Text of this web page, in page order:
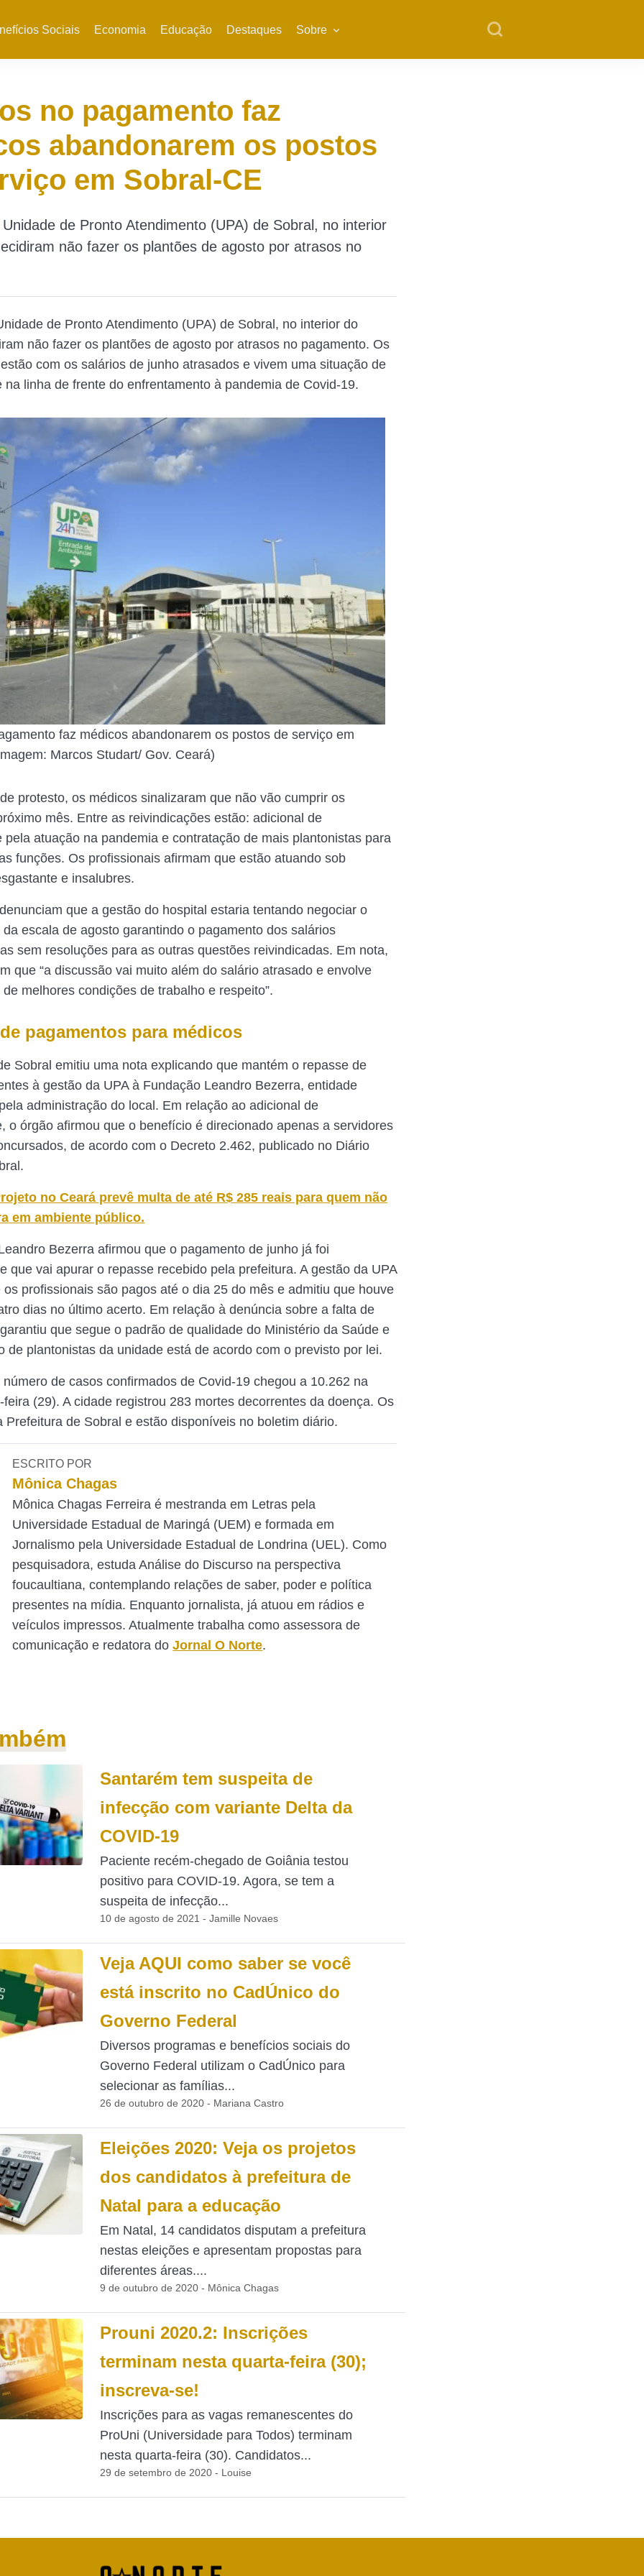
Sociais Economia Educação Destaques Sobre
no pagamento faz
abandonarem os postos
em Sobral-CE
de Pronto Atendimento (UPA) de Sobral, no interior
não fazer os plantões de agosto por atrasos no
de Pronto Atendimento (UPA) de Sobral, no interior do
não fazer os plantões de agosto por atrasos no pagamento. Os
com os salários de junho atrasados e vivem uma situação de
na linha de frente do enfrentamento à pandemia de Covid-19.
faz médicos abandonarem os postos de serviço em
Marcos Studart/ Gov. Ceará)
protesto, os médicos sinalizaram que não vão cumprir os
mês. Entre as reivindicações estão: adicional de
pela atuação na pandemia e contratação de mais plantonistas para
funções. Os profissionais afirmam que estão atuando sob
e insalubres.
que a gestão do hospital estaria tentando negociar o
escala de agosto garantindo o pagamento dos salários
sem resoluções para as outras questões reivindicadas. Em nota,
que “a discussão vai muito além do salário atrasado e envolve
melhores condições de trabalho e respeito”.
pagamentos para médicos
Sobral emitiu uma nota explicando que mantém o repasse de
à gestão da UPA à Fundação Leandro Bezerra, entidade
administração do local. Em relação ao adicional de
o órgão afirmou que o benefício é direcionado apenas a servidores
de acordo com o Decreto 2.462, publicado no Diário
no Ceará prevê multa de até R$ 285 reais para quem não
em ambiente público.
Bezerra afirmou que o pagamento de junho já foi
que vai apurar o repasse recebido pela prefeitura. A gestão da UPA
os profissionais são pagos até o dia 25 do mês e admitiu que houve
dias no último acerto. Em relação à denúncia sobre a falta de
que segue o padrão de qualidade do Ministério da Saúde e
de plantonistas da unidade está de acordo com o previsto por lei.
de casos confirmados de Covid-19 chegou a 10.262 na
(29). A cidade registrou 283 mortes decorrentes da doença. Os
Prefeitura de Sobral e estão disponíveis no boletim diário.
ESCRITO POR
Mônica Chagas
Mônica Chagas Ferreira é mestranda em Letras pela
Universidade Estadual de Maringá (UEM) e formada em
Jornalismo pela Universidade Estadual de Londrina (UEL). Como
pesquisadora, estuda Análise do Discurso na perspectiva
foucaultiana, contemplando relações de saber, poder e política
presentes na mídia. Enquanto jornalista, já atuou em rádios e
veículos impressos. Atualmente trabalha como assessora de
comunicação e redatora doJornal O Norte.
Santarém tem suspeita de
infecção com variante Delta da
COVID-19
Paciente recém-chegado de Goiânia testou
positivo para COVID-19. Agora, se tem a
suspeita de infecção...
10 de agosto de 2021 - Jamille Novaes
Veja AQUI como saber se você
está inscrito no CadÚnico do
Governo Federal
Diversos programas e benefícios sociais do
Governo Federal utilizam o CadÚnico para
selecionar as famílias...
26 de outubro de 2020 - Mariana Castro
Eleições 2020: Veja os projetos
dos candidatos à prefeitura de
Natal para a educação
Em Natal, 14 candidatos disputam a prefeitura
nestas eleições e apresentam propostas para
diferentes áreas....
9 de outubro de 2020 - Mônica Chagas
Prouni 2020.2: Inscrições
terminam nesta quarta-feira (30);
inscreva-se!
Inscrições para as vagas remanescentes do
ProUni (Universidade para Todos) terminam
nesta quarta-feira (30). Candidatos...
29 de setembro de 2020 - Louise